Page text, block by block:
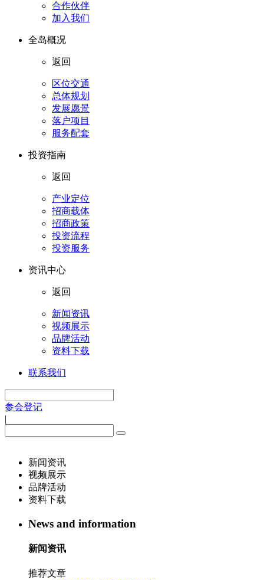
合作伙伴
加入我们
全岛概况
返回
区位交通
总体规划
发展愿景
落户项目
服务配套
投资指南
返回
产业定位
招商载体
招商政策
投资流程
投资服务
资讯中心
返回
新闻资讯
视频展示
品牌活动
资料下载
联系我们
参会登记
|
新闻资讯
视频展示
品牌活动
资料下载
News and information
新闻资讯
推荐文章